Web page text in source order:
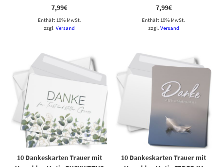
7,99€
Enthält 19% MwSt.
zzgl.Versand
7,99€
Enthält 19% MwSt.
zzgl. Versand
10 Dankeskarten Trauer mit
10 Dankeskarten Trauer mit